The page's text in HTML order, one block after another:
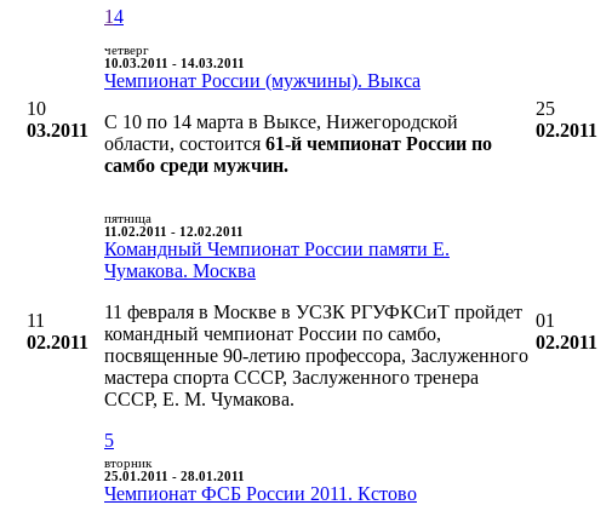
14
10
03.2011
четверг
10.03.2011 - 14.03.2011
Чемпионат России (мужчины). Выкса
С 10 по 14 марта в Выксе, Нижегородской
области, состоится 61-й чемпионат России по
самбо среди мужчин.
25
02.2011
11
02.2011
пятница
11.02.2011 - 12.02.2011
Командный Чемпионат России памяти Е.
Чумакова. Москва
11 февраля в Москве в УСЗК РГУФКСиТ пройдет
командный чемпионат России по самбо,
посвященные 90-летию профессора, Заслуженного
мастера спорта СССР, Заслуженного тренера
СССР, Е. М. Чумакова.
5
01
02.2011
вторник
25.01.2011 - 28.01.2011
Чемпионат ФСБ России 2011. Кстово